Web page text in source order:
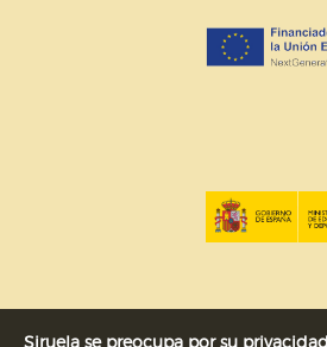
Siruela se preocupa por su privacidad